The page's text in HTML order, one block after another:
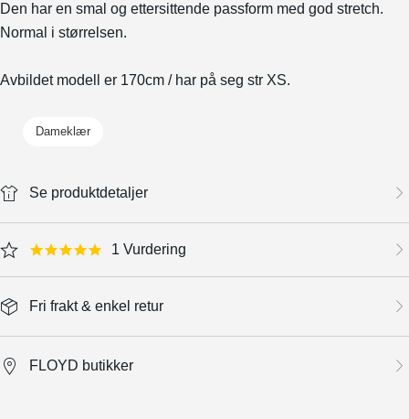
Den har en smal og ettersittende passform med god stretch.
Normal i størrelsen.
Avbildet modell er 170cm / har på seg str XS.
Dameklær
Se produktdetaljer
5.0 star rating 1 Vurdering
Fri frakt & enkel retur
FLOYD butikker